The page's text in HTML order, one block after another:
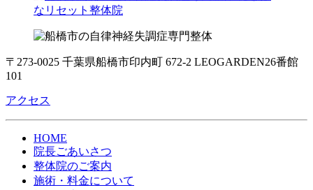
〒273-0025 千葉県船橋市印内町 672-2 LEOGARDEN26番館
101
アクセス
HOME
院長ごあいさつ
整体院のご案内
施術・料金について